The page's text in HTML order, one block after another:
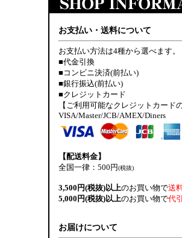
お支払い・送料について
お支払い方法は4種から選べます。
■代金引換
■コンビニ決済(前払い)
■銀行振込(前払い)
■クレジットカード
【ご利用可能なクレジットカード
VISA/Master/JCB/AMEX/Diners
【配送料金】
全国一律：500円(税抜)
3,500円(税抜)以上のお買い物で送
5,000円(税抜)以上のお買い物で代
お届けについて